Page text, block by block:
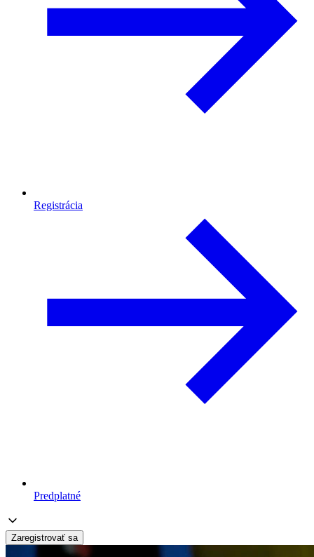
Registrácia
Predplatné
Zaregistrovať sa